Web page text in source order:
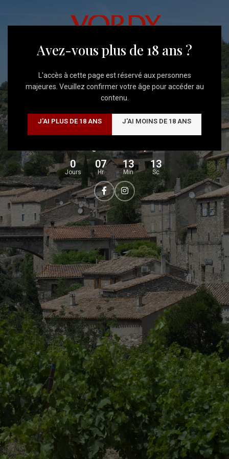
Avez-vous plus de 18 ans ?
L'accès à cette page est réservé aux personnes
majeures. Veuillez confirmer votre âge pour accéder au
contenu.
J'AI PLUS DE 18 ANS J'AI MOINS DE 18 ANS
SITE EN CONSTRUCTION
Nous travaillons actuellement sur notre nouveau site afin de
vous offrir une navigation plus agréable et une meilleure
découverte de nos vins.
Une question ?
Contactez nous au04 68 32 41 52ou par e-mail à
0
Jours
07
Hr
13
Min
13
Sc